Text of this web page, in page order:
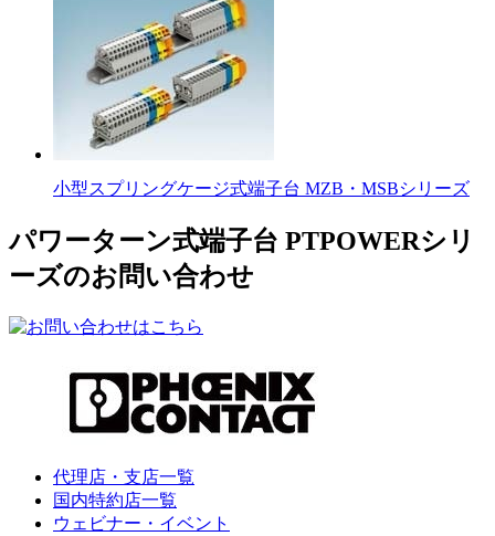
小型スプリングケージ式端子台 MZB・MSBシリーズ
パワーターン式端子台 PTPOWERシリ
ーズのお問い合わせ
代理店・支店一覧
国内特約店一覧
ウェビナー・イベント